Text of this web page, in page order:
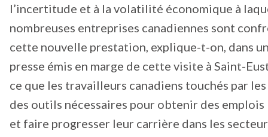
l’incertitude et à la volatilité économique à
nombreuses entreprises canadiennes sont
cette nouvelle prestation, explique-t-on, dans
presse émis en marge de cette visite à Saint-
ce que les travailleurs canadiens touchés par
des outils nécessaires pour obtenir des
et faire progresser leur carrière dans les